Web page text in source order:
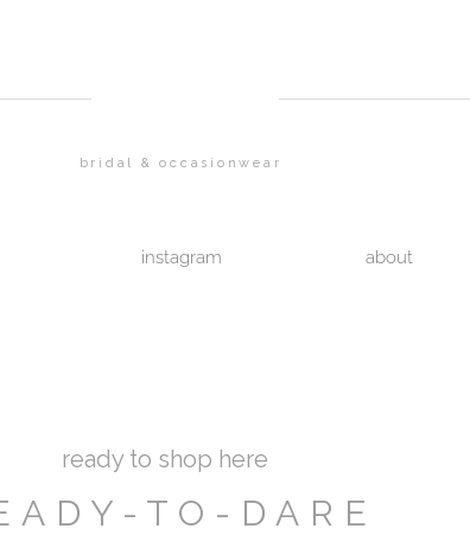
bridal & occasionwear
instagram about
ready to shop here
TO-DARE